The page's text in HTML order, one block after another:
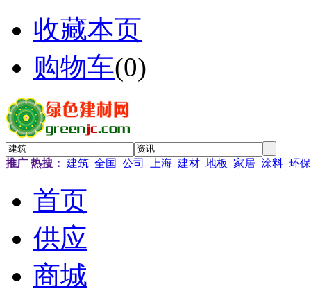
收藏本页
购物车(0)
推广 热搜： 建筑 全国 公司 上海 建材 地板 家居 涂料 环保
首页
供应
商城